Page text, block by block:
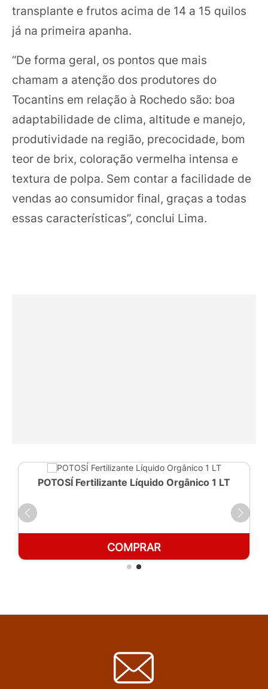
transplante e frutos acima de 14 a 15 quilos
já na primeira apanha.
“De forma geral, os pontos que mais
chamam a atenção dos produtores do
Tocantins em relação à Rochedo são: boa
adaptabilidade de clima, altitude e manejo,
produtividade na região, precocidade, bom
teor de brix, coloração vermelha intensa e
textura de polpa. Sem contar a facilidade de
vendas ao consumidor final, graças a todas
essas características”, conclui Lima.
POTOSÍ Fertilizante Líquido Orgânico 1 LT
COMPRAR